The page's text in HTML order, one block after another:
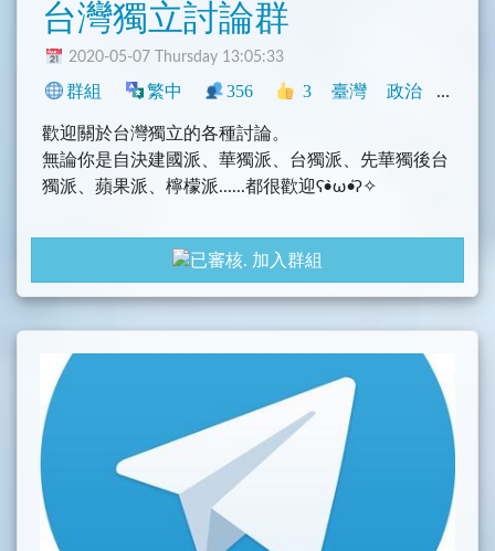
台灣獨立討論群
2020-05-07 Thursday 13:05:33
群組 繁中 356 3 臺灣 政治 閒聊
歡迎關於台灣獨立的各種討論。
無論你是自決建國派、華獨派、台獨派、先華獨後台
獨派、蘋果派、檸檬派......都很歡迎ʕ•̀ω•́ʔ✧
加入群組